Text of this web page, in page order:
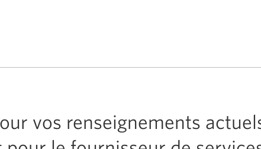
vos renseignements